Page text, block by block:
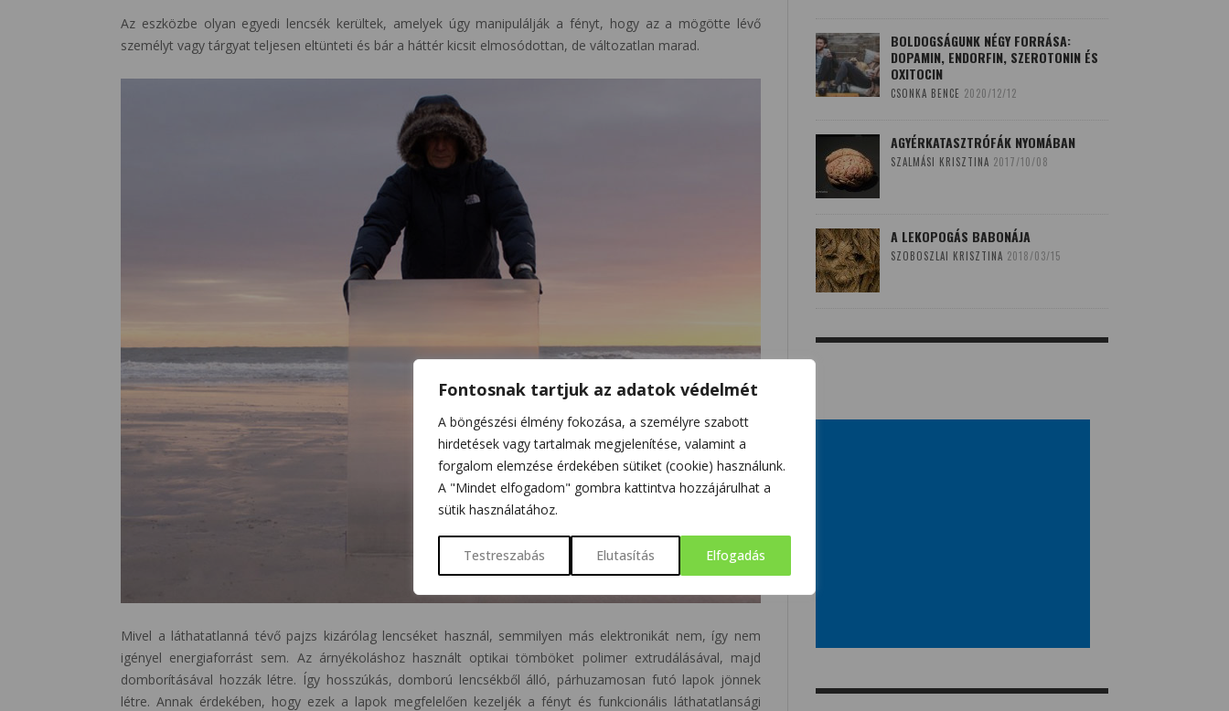
Fontosnak tartjuk az adatok védelmét
A böngészési élmény fokozása, a személyre szabott
hirdetések vagy tartalmak megjelenítése, valamint a
forgalom elemzése érdekében sütiket (cookie) használunk.
A "Mindet elfogadom" gombra kattintva hozzájárulhat a
sütik használatához.
Testreszabás Elutasítás Elfogadás
Az eszközbe olyan egyedi lencsék kerültek, amelyek úgy manipulálják a fényt, hogy az a mögötte lévő
személyt vagy tárgyat teljesen eltünteti és bár a háttér kicsit elmosódottan, de változatlan marad.
Mivel a láthatatlanná tévő pajzs kizárólag lencséket használ, semmilyen más elektronikát nem, így nem
igényel energiaforrást sem. Az árnyékoláshoz használt optikai tömböket polimer extrudálásával, majd
domborításával hozzák létre. Így hosszúkás, domború lencsékből álló, párhuzamosan futó lapok jönnek
létre. Annak érdekében, hogy ezek a lapok megfelelően kezeljék a fényt és funkcionális láthatatlansági
BOLDOGSÁGUNK NÉGY FORRÁSA:
DOPAMIN, ENDORFIN, SZEROTONIN ÉS
OXITOCIN
CSONKA BENCE 2020/12/12
AGYÉRKATASZTRÓFÁK NYOMÁBAN
SZALMÁSI KRISZTINA 2017/10/08
A LEKOPOGÁS BABONÁJA
SZOBOSZLAI KRISZTINA 2018/03/15